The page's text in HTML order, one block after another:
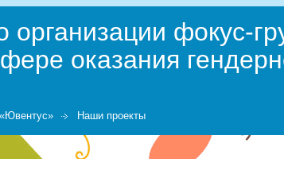
организации фокус-
оказания
Наши проекты